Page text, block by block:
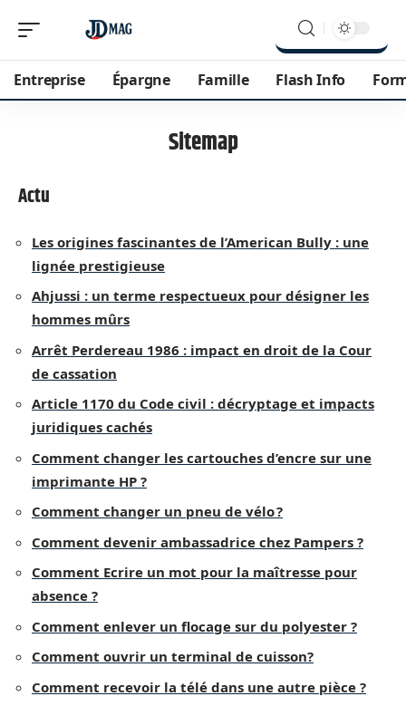
Entreprise Épargne Famille Flash Info
Sitemap
Actu
Les origines fascinantes de l’American Bully : une
lignée prestigieuse
Ahjussi : un terme respectueux pour désigner les
hommes mûrs
Arrêt Perdereau 1986 : impact en droit de la Cour
de cassation
Article 1170 du Code civil : décryptage et impacts
juridiques cachés
Comment changer les cartouches d’encre sur une
imprimante HP ?
Comment changer un pneu de vélo ?
Comment devenir ambassadrice chez Pampers ?
Comment Ecrire un mot pour la maîtresse pour
absence ?
Comment enlever un flocage sur du polyester ?
Comment ouvrir un terminal de cuisson?
Comment recevoir la télé dans une autre pièce ?